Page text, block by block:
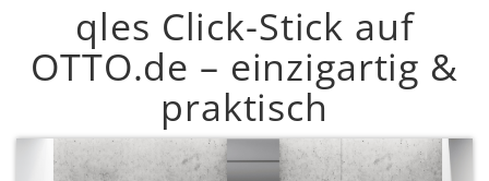
qles Click-Stick auf
OTTO.de – einzigartig &
praktisch